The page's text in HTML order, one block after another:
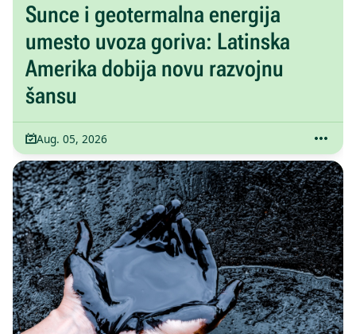
Sunce i geotermalna energija
umesto uvoza goriva: Latinska
Amerika dobija novu razvojnu
šansu
Aug. 05, 2026